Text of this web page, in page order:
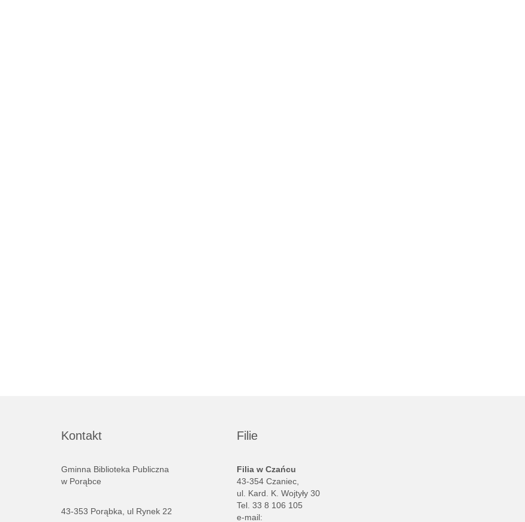
Kontakt
Gminna Biblioteka Publiczna
w Porąbce
43-353 Porąbka, ul Rynek 22
Filie
Filia w Czańcu
43-354 Czaniec,
ul. Kard. K. Wojtyły 30
Tel. 33 8 106 105
e-mail: